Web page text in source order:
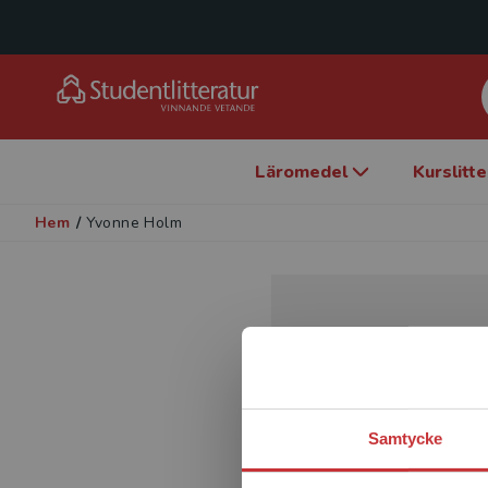
Samtycke
Läromedel
Hem / Yvonne Holm